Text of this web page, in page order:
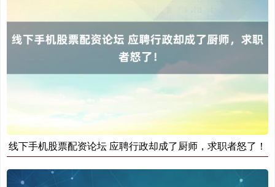
+0.67%
线下手机股票配资论坛 应聘行政却成了厨师，求职者怒了！